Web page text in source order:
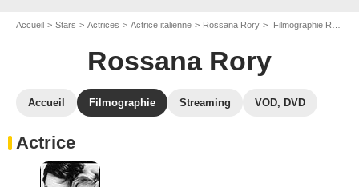
Accueil Stars Actrices Actrice italienne Rossana Rory Filmographie Rossana Rory
Rossana Rory
Accueil Filmographie Streaming VOD, DVD
Actrice